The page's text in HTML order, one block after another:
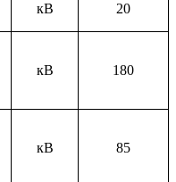
кВ 20
кВ 180
кВ 85